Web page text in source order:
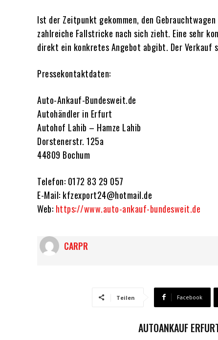
Ist der Zeitpunkt gekommen, den
zahlreiche Fallstricke nach sich zieht. Eine sehr
direkt ein konkretes Angebot abgibt. Der Verkauf
Pressekontaktdaten:
Auto-Ankauf-Bundesweit.de
Autohändler in Erfurt
Autohof Lahib – Hamze Lahib
Dorstenerstr. 125a
44809 Bochum
Telefon: 0172 83 29 057
E-Mail: kfzexport24@hotmail.de
Web: https://www.auto-ankauf-bundesweit.de
CARPR
Teilen Facebook
AUTOANKAUF